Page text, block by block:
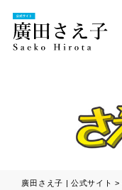
廣田さえ子 | 公式サイト >